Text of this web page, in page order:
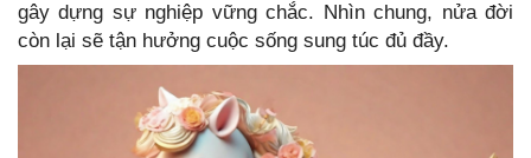
gây dựng sự nghiệp vững chắc. Nhìn chung, nửa đời
còn lại sẽ tận hưởng cuộc sống sung túc đủ đầy.